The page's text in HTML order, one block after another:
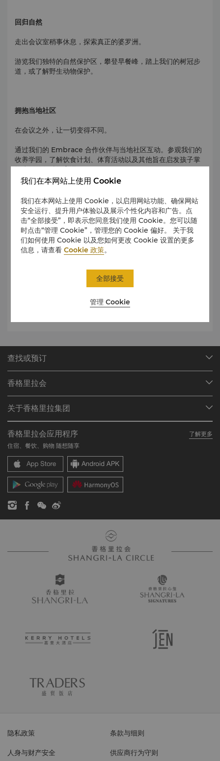
回归自然
走出会议室稍事休息，探索真正的婆罗洲。
游览我们独特的自然保护区，攀登早餐峰，踏上我们的树冠步
道，或了解野生动物保护。
拥抱当地社区
在会议之外，让一切变得不同。
通过我们的 Embrace 合作伙伴与当地社区互动。参观我们的
收养学园，了解饮食计划、体育活动以及其他旨在启发孩子掌
控生活的各种教育课程。
香料体验
在茶歇之时走出会议室，迈入我们郁郁葱葱的香草和香料园。
放纵您的感官，了解马来西亚草药在烹饪中的多种应用及其对
健康的益处。更有斗亚兰面（当地特色面条）制作或由我们厨
师主导的烹饪环节，启发您和您团队的烹饪灵感。
请致电 (60 88) 79 7888 或发送电子邮件至
events.rrr@shangri-la.com
，了解更多详情。
查找或预订
查找预订
餐厅与酒吧
香格里拉会
加入香格里拉会
常见问题
联络我们
关于香格里拉集团
我们的酒店品牌
香格里拉中心
香格里拉公寓
联系方式
职业发展
企业社会责任
新闻稿
香格里拉会应用程序
了解更多
住宿、餐饮、购物 随想随享
隐私政策 条款与细则
人身与财产安全 供应商行为守则
我们在本网站上使用 Cookie
我们在本网站上使用 Cookie，以启用网站功能、确保网站
安全运行、提升用户体验以及展示个性化内容和广告。点
击“全部接受”，即表示您同意我们使用 Cookie。您可以随
时点击“管理 Cookie”，管理您的 Cookie 偏好。 关于我
们如何使用 Cookie 以及您如何更改 Cookie 设置的更多
信息，请查看Cookie 政策。
管理 Cookie
全部接受